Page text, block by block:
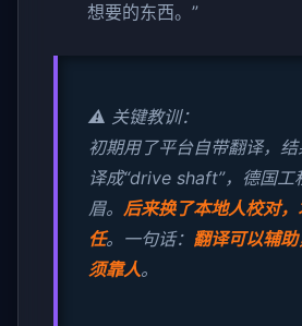
想要的东西。”
⚠️ 关键教训：
初期用了平台自带翻译，结
译成“drive shaft”，德国工
眉。 后来换了本地人校对
任。一句话： 翻译可以辅
须靠人。